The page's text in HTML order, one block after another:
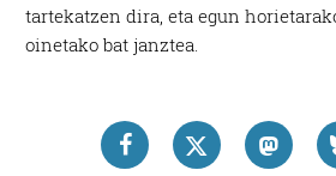
tartekatzen dira, eta egun
oinetako bat janztea.